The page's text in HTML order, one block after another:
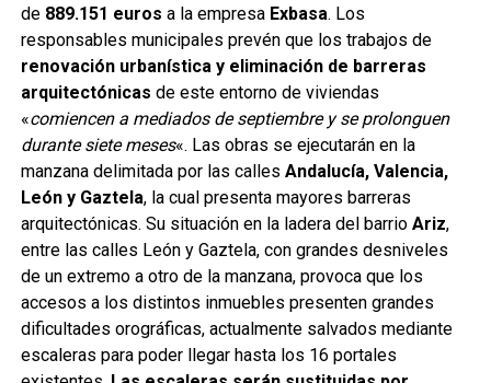
de 889.151 euros a la empresa Exbasa. Los
responsables municipales prevén que los trabajos de
renovación urbanística y eliminación de barreras
arquitectónicas de este entorno de viviendas
«comiencen a mediados de septiembre y se prolonguen
durante siete meses«. Las obras se ejecutarán en la
manzana delimitada por las calles Andalucía, Valencia,
León y Gaztela, la cual presenta mayores barreras
arquitectónicas. Su situación en la ladera del barrio Ariz,
entre las calles León y Gaztela, con grandes desniveles
de un extremo a otro de la manzana, provoca que los
accesos a los distintos inmuebles presenten grandes
dificultades orográficas, actualmente salvados mediante
escaleras para poder llegar hasta los 16 portales